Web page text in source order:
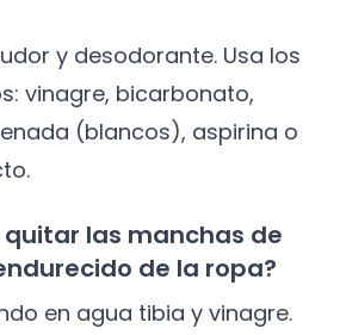
y desodorante. Usa los
vinagre, bicarbonato,
(blancos), aspirina o
las manchas de
de la ropa?
en agua tibia y vinagre.